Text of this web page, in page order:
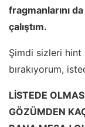
fragmanlarını
çalıştım.
Şimdi sizleri hint
bırakıyorum,
LİSTEDE
GÖZÜMDEN